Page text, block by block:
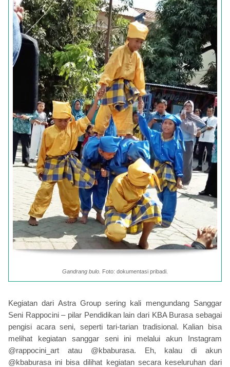
Gandrang bulo. Foto: dokumentasi pribadi.
Kegiatan dari Astra Group sering kali mengundang Sanggar
Seni Rappocini – pilar Pendidikan lain dari KBA Burasa sebagai
pengisi acara seni, seperti tari-tarian tradisional. Kalian bisa
melihat kegiatan sanggar seni ini melalui akun Instagram
@rappocini_art atau @kbaburasa. Eh, kalau di akun
@kbaburasa ini bisa dilihat kegiatan secara keseluruhan dari